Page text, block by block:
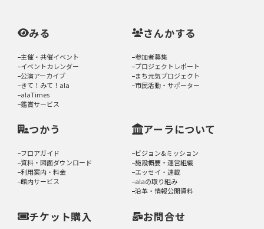
みる
主催・共催イベント
イベントカレンダー
公演アーカイブ
きて！みて！ala
alaTimes
鑑賞サービス
さんかする
参加者募集
プロジェクトレポート
まち元気プロジェクト
市民活動・サポーター
つかう
フロアガイド
資料・図面ダウンロード
利用案内・料金
館内サービス
アーラについて
ビジョン&ミッション
施設概要・運営組織
エッセイ・連載
alaの取り組み
沿革・情報公開資料
チケット購入 お問合せ